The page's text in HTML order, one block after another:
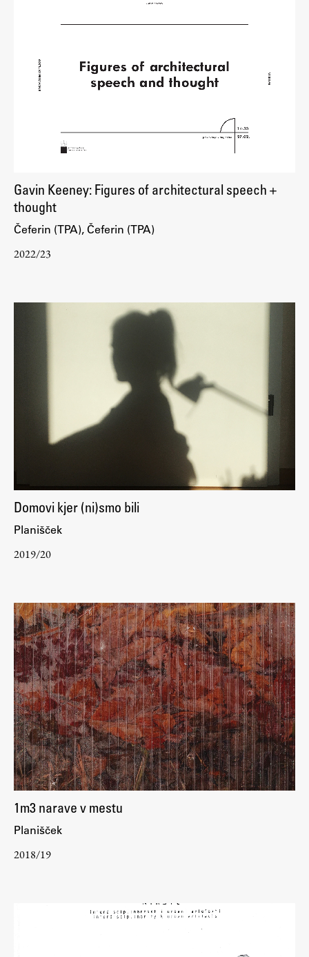
Gavin Keeney: Figures of architectural speech +
thought
Čeferin (TPA), Čeferin (TPA)
2022/23
Domovi kjer (ni)smo bili
Planišček
2019/20
1m3 narave v mestu
Planišček
2018/19